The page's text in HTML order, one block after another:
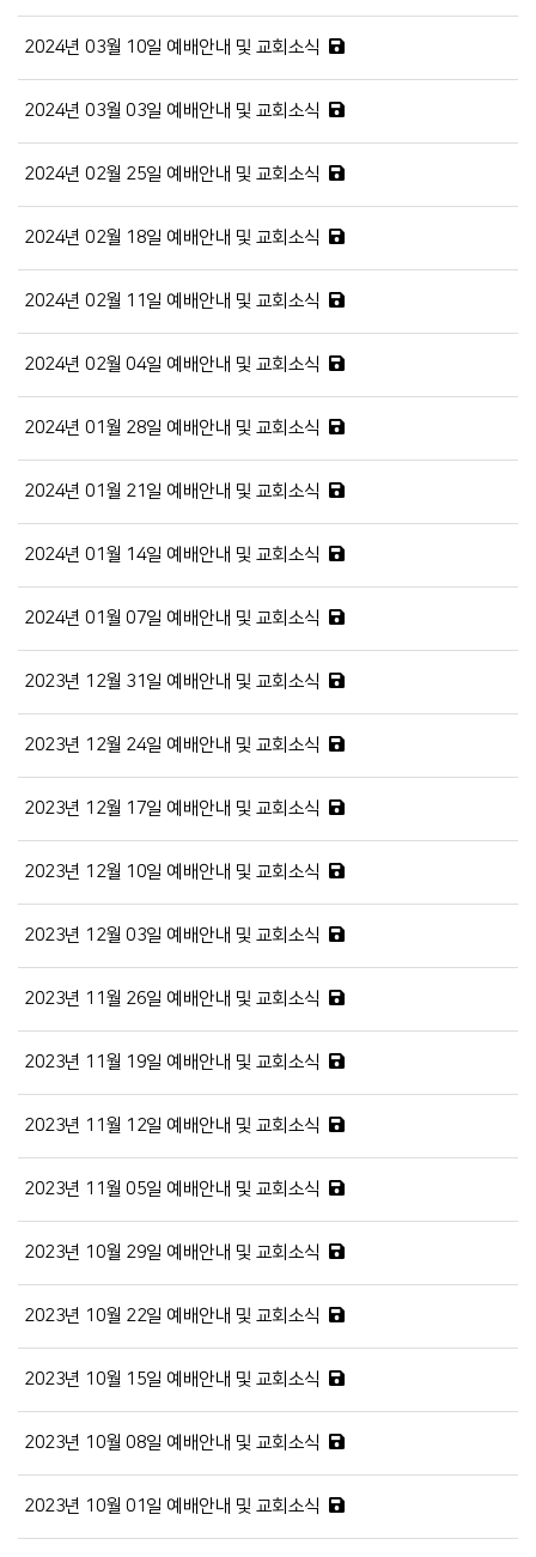
2024년 03월 10일 예배안내 및 교회소식
2024년 03월 03일 예배안내 및 교회소식
2024년 02월 25일 예배안내 및 교회소식
2024년 02월 18일 예배안내 및 교회소식
2024년 02월 11일 예배안내 및 교회소식
2024년 02월 04일 예배안내 및 교회소식
2024년 01월 28일 예배안내 및 교회소식
2024년 01월 21일 예배안내 및 교회소식
2024년 01월 14일 예배안내 및 교회소식
2024년 01월 07일 예배안내 및 교회소식
2023년 12월 31일 예배안내 및 교회소식
2023년 12월 24일 예배안내 및 교회소식
2023년 12월 17일 예배안내 및 교회소식
2023년 12월 10일 예배안내 및 교회소식
2023년 12월 03일 예배안내 및 교회소식
2023년 11월 26일 예배안내 및 교회소식
2023년 11월 19일 예배안내 및 교회소식
2023년 11월 12일 예배안내 및 교회소식
2023년 11월 05일 예배안내 및 교회소식
2023년 10월 29일 예배안내 및 교회소식
2023년 10월 22일 예배안내 및 교회소식
2023년 10월 15일 예배안내 및 교회소식
2023년 10월 08일 예배안내 및 교회소식
2023년 10월 01일 예배안내 및 교회소식